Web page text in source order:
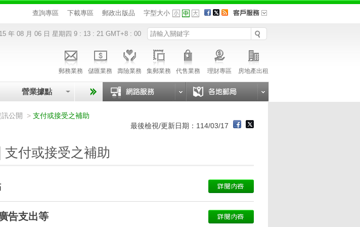
查詢專區 下載專區 郵政出版品 字型大小
年 08 月 06 日 星期四 9 : 13 : 21 GMT+8 : 00
郵務業務 儲匯業務 壽險業務 集郵業務 代售業務 理財專區 房地產出租
營業據點
公開 > 支付或接受之補助
最後檢視/更新日期：114/03/17
支付或接受之補助
告支出等